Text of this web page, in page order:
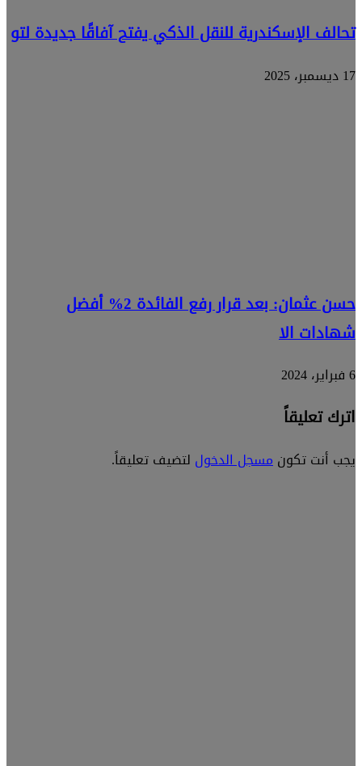
تحالف الإسكندرية للنقل الذكي يفتح آفاقًا جديدة لتو
17 ديسمبر، 2025
حسن عثمان: بعد قرار رفع الفائدة 2% أفضل
شهادات الا
6 فبراير، 2024
اترك تعليقاً
يجب أنت تكونمسجل الدخول لتضيف تعليقاً.